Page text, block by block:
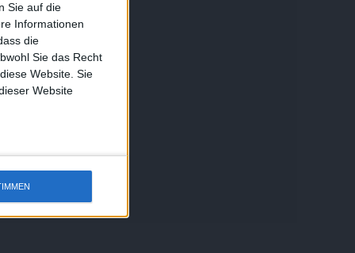
Sie auf die
Informationen
die
Sie das Recht
Website. Sie
Website